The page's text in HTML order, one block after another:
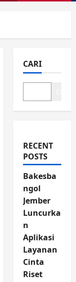
CARI
RECENT
POSTS
Bakesba
ngol
Jember
Luncurka
n
Aplikasi
Layanan
Cinta
Riset